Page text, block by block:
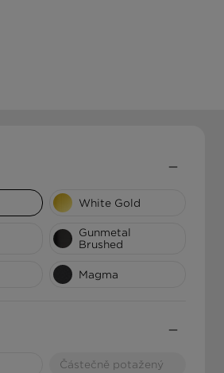
ΕΛΛΆΔΑ
White Gold
Gunmetal
Brushed
Magma
Částečně potažený